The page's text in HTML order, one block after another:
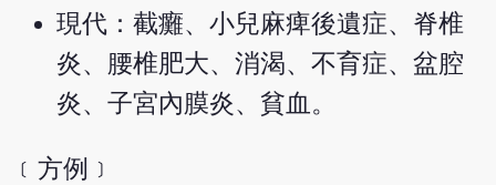
現代：截癱、小兒麻痺後遺症、脊椎
炎、腰椎肥大、消渴、不育症、盆腔
炎、子宮內膜炎、貧血。
﹝方例﹞